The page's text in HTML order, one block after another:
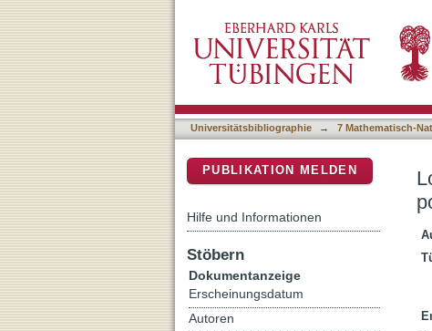
temperature
Universitätsbibliographie → 7 Mathematisch-
PUBLIKATION MELDEN
Hilfe und Informationen
Stöbern
Dokumentanzeige
Erscheinungsdatum
Autoren